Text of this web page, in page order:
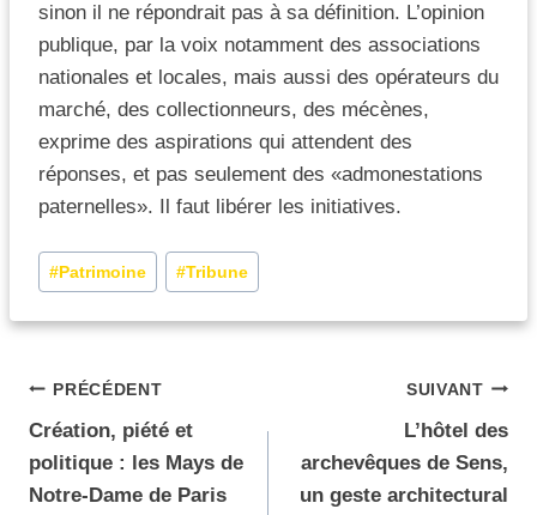
sinon il ne répondrait pas à sa définition. L’opinion
publique, par la voix notamment des associations
nationales et locales, mais aussi des opérateurs du
marché, des collectionneurs, des mécènes,
exprime des aspirations qui attendent des
réponses, et pas seulement des «admonestations
paternelles». Il faut libérer les initiatives.
#Patrimoine #Tribune
PRÉCÉDENT
Création, piété et
politique : les Mays de
Notre-Dame de Paris
SUIVANT
L’hôtel des
archevêques de Sens,
un geste architectural